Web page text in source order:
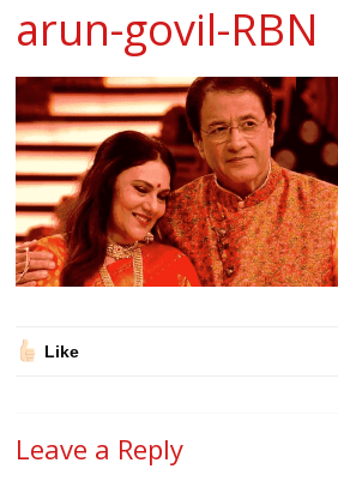
arun-govil-RBN
Like
Leave a Reply